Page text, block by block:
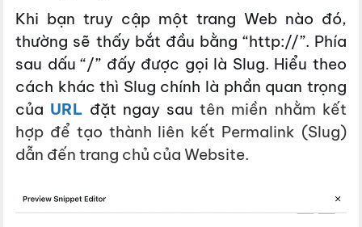
Khi bạn truy cập một trang Web nào đó,
thường sẽ thấy bắt đầu bằng “http://”. Phía
sau dấu “/” đấy được gọi là Slug. Hiểu theo
cách khác thì Slug chính là phần quan trọng
của URL đặt ngay sautên miền nhằm kết
hợp để tạo thành liên kết Permalink (Slug)
dẫn đến trang chủ của Website.